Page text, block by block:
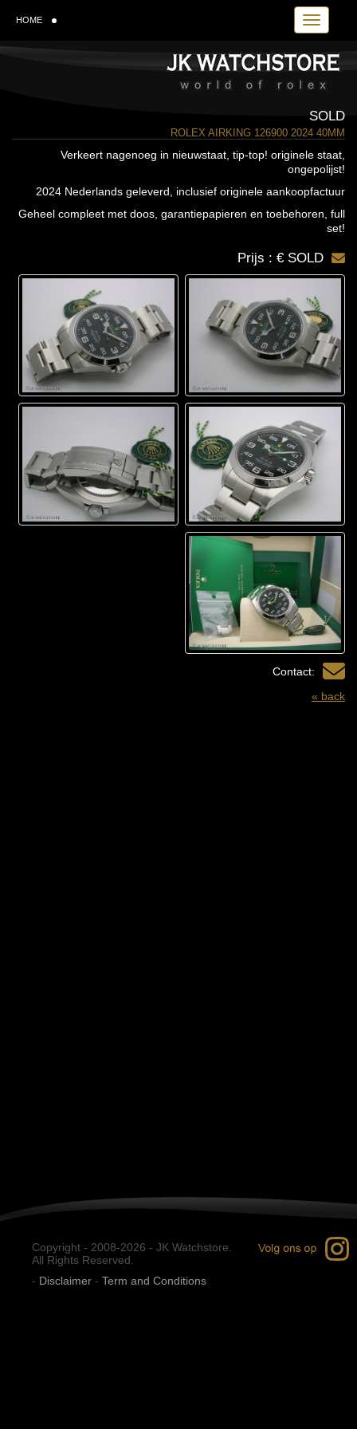
Toggle
HOME
SOLD
ROLEX AIRKING 126900 2024 40MM
Verkeert nagenoeg in nieuwstaat, tip-top! originele staat,
ongepolijst!
2024 Nederlands geleverd, inclusief originele aankoopfactuur
Geheel compleet met doos, garantiepapieren en toebehoren, full
set!
Prijs : € SOLD
Contact:
« back
Copyright - 2008-2026 - JK Watchstore.
All Rights Reserved.
- Disclaimer - Term and Conditions